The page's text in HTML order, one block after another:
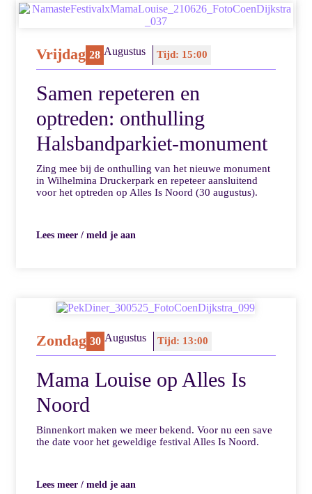
Vrijdag 28 Augustus Tijd: 15:00
Samen repeteren en
optreden: onthulling
Halsbandparkiet-monument
Zing mee bij de onthulling van het nieuwe monument
in Wilhelmina Druckerpark en repeteer aansluitend
voor het optreden op Alles Is Noord (30 augustus).
Lees meer / meld je aan
Zondag 30 Augustus Tijd: 13:00
Mama Louise op Alles Is
Noord
Binnenkort maken we meer bekend. Voor nu een save
the date voor het geweldige festival Alles Is Noord.
Lees meer / meld je aan